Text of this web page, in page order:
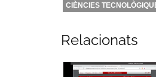
CIÈNCIES
Relacionats